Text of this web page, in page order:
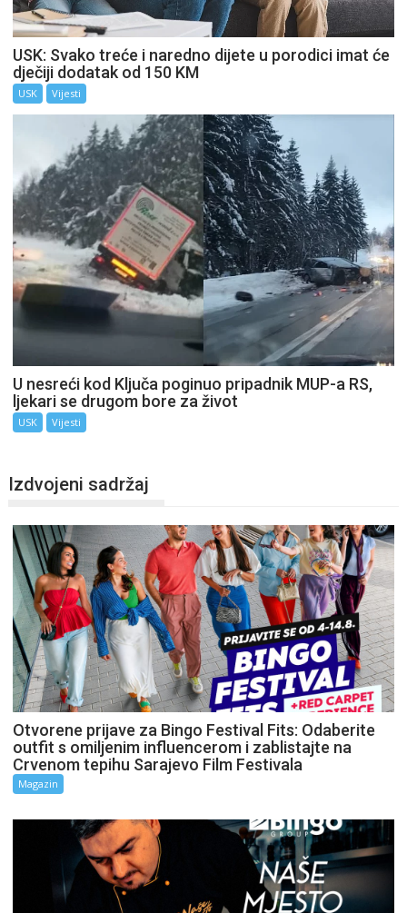
USK: Svako treće i naredno dijete u porodici imat će
dječiji dodatak od 150 KM
USK Vijesti
U nesreći kod Ključa poginuo pripadnik MUP-a RS,
ljekari se drugom bore za život
USK Vijesti
Izdvojeni sadržaj
Otvorene prijave za Bingo Festival Fits: Odaberite
outfit s omiljenim influencerom i zablistajte na
Crvenom tepihu Sarajevo Film Festivala
Magazin